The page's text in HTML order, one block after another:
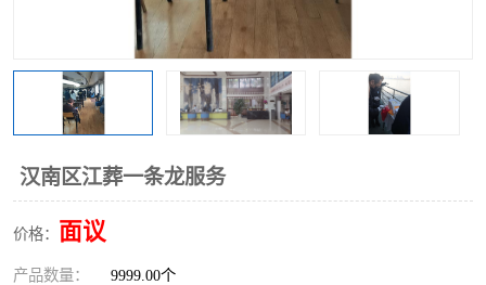
汉南区江葬一条龙服务
价格： 面议
产品数量： 9999.00个